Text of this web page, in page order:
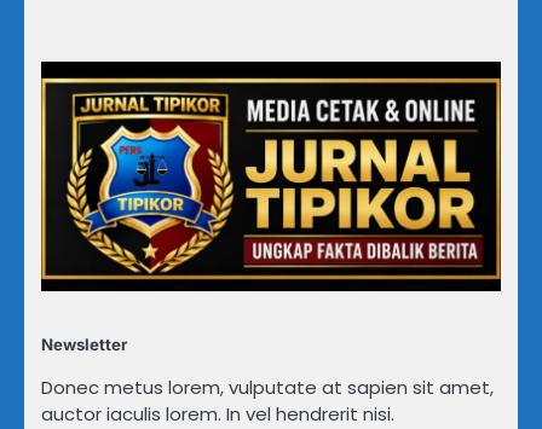
Newsletter
Donec metus lorem, vulputate at sapien sit amet,
auctor iaculis lorem. In vel hendrerit nisi.